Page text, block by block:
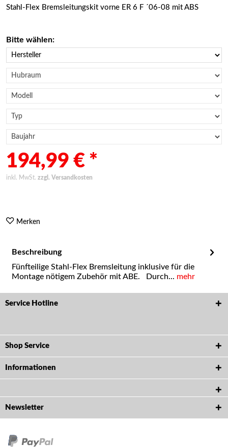
Stahl-Flex Bremsleitungskit vorne ER 6 F ´06-08 mit ABS
Bitte wählen:
194,99 € *
inkl. MwSt. zzgl. Versandkosten
Merken
Beschreibung
Fünfteilige Stahl-Flex Bremsleitung inklusive für die
Montage nötigem Zubehör mit ABE. Durch... mehr
Service Hotline
Shop Service
Informationen
Newsletter